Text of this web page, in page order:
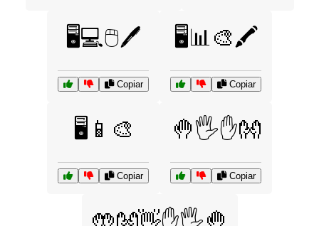
🖥️💻🖱️🖊️
Copiar
🖥️📊🎨🖍️
Copiar
🖥️📱🎨
Copiar
🤚🖐️✋👐
Copiar
🤲👐👋✋🖐️🤚